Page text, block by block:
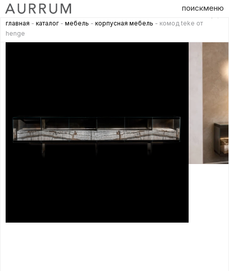
поискменю
главная - каталог - мебель - корпусная мебель - комод teke от
henge